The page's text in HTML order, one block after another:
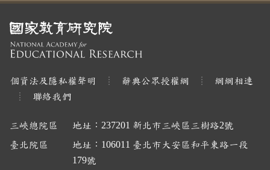
個資法及隱私權聲明 辭典公眾授權網
網網相連
聯絡我們
三峽總院區
地址：237201 新北市三峽區三樹路2號
臺北院區
地址：106011 臺北市大安區和平東路一段
179號